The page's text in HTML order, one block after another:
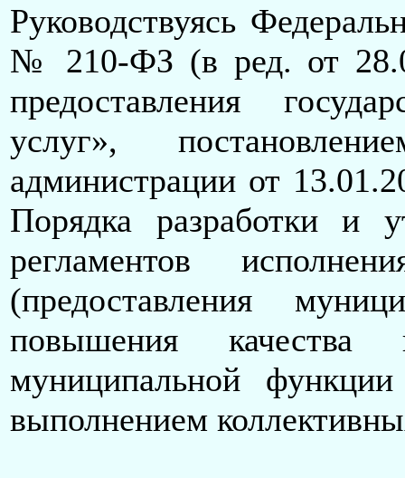
Руководствуясь
№ 210-ФЗ (в ред. от
предоставления
услуг»,
администрации от
Порядка разработки и
регламентов
(предоставления
повышения качества
муниципальной
выполнением